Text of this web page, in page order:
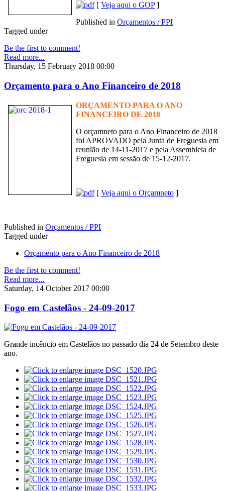
[ Veja aqui o GOP]
Published in Orçamentos / PPI
Tagged under
Be the first to comment!
Read more...
Thursday, 15 February 2018 00:00
Orçamento para o Ano Financeiro de 2018
ORÇAMENTO PARA O ANO
FINANCEIRO DE 2018
O orçamneto para o Ano Financeiro de 2018
foi APROVADO pela Junta de Freguesia em
reunião de 14-11-2017 e pela Assembleia de
Freguesia em sessão de 15-12-2017.
[ Veja aqui o Orçamneto ]
Published in Orçamentos / PPI
Tagged under
Orçamento para o Ano Financeiro de 2018
Be the first to comment!
Read more...
Saturday, 14 October 2017 00:00
Fogo em Castelãos - 24-09-2017
Grande incêncio em Castelãos no passado dia 24 de Setembro deste
ano.